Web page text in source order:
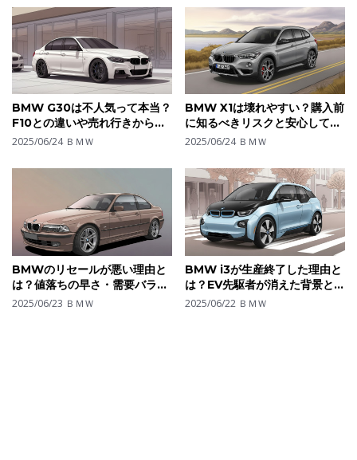
BMW G30は不人気って本当？
F10との違いや売れ行きから見
るモデルの立ち位置とは
2025/06/24 ＢＭＷ
BMW X1は壊れやすい？購入前
に知るべきリスクと安心して乗
るための選び方とは
2025/06/24 ＢＭＷ
BMWのリセールが悪い理由と
は？値落ちの早さ・需要バラン
スから見る損しない選び方
2025/06/23 ＢＭＷ
BMW i3が生産終了した理由と
は？EV先駆者が消えた背景と次
世代モデルへの転換
2025/06/22 ＢＭＷ